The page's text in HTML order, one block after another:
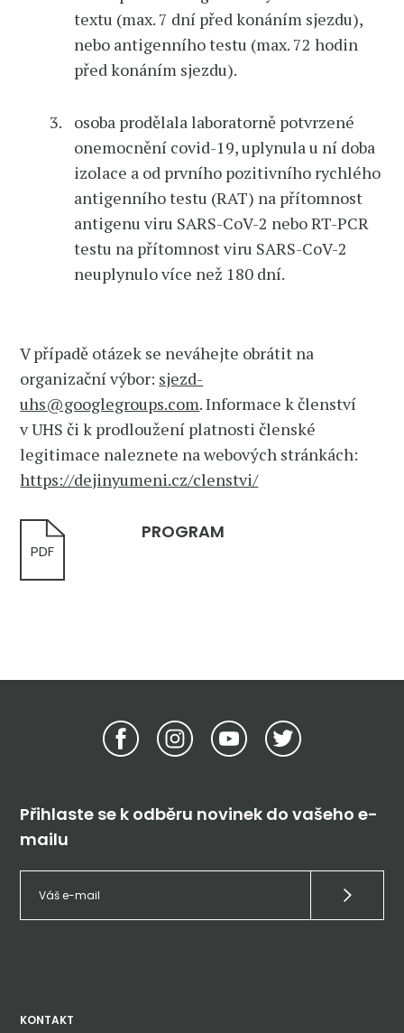
textu (max. 7 dní před konáním sjezdu),
nebo antigenního testu (max. 72 hodin
před konáním sjezdu).
osoba prodělala laboratorně potvrzené
onemocnění covid-19, uplynula u ní doba
izolace a od prvního pozitivního rychlého
antigenního testu (RAT) na přítomnost
antigenu viru SARS-CoV-2 nebo RT-PCR
testu na přítomnost viru SARS-CoV-2
neuplynulo více než 180 dní.
V případě otázek se neváhejte obrátit na
organizační výbor: sjezd-
uhs@googlegroups.com. Informace k členství
v UHS či k prodloužení platnosti členské
legitimace naleznete na webových stránkách:
https://dejinyumeni.cz/clenstvi/
PDF
PROGRAM
Přihlaste se k odběru novinek do vašeho e-
mailu
KONTAKT